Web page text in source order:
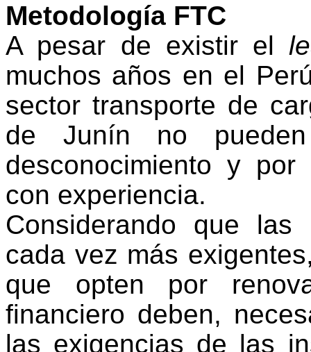
Metodología FTC
A pesar de existir el
muchos años en el
sector transporte de
de Junín no
desconocimiento y
con experiencia.
Considerando que las
cada vez más
que opten por
financiero deben,
las exigencias de las